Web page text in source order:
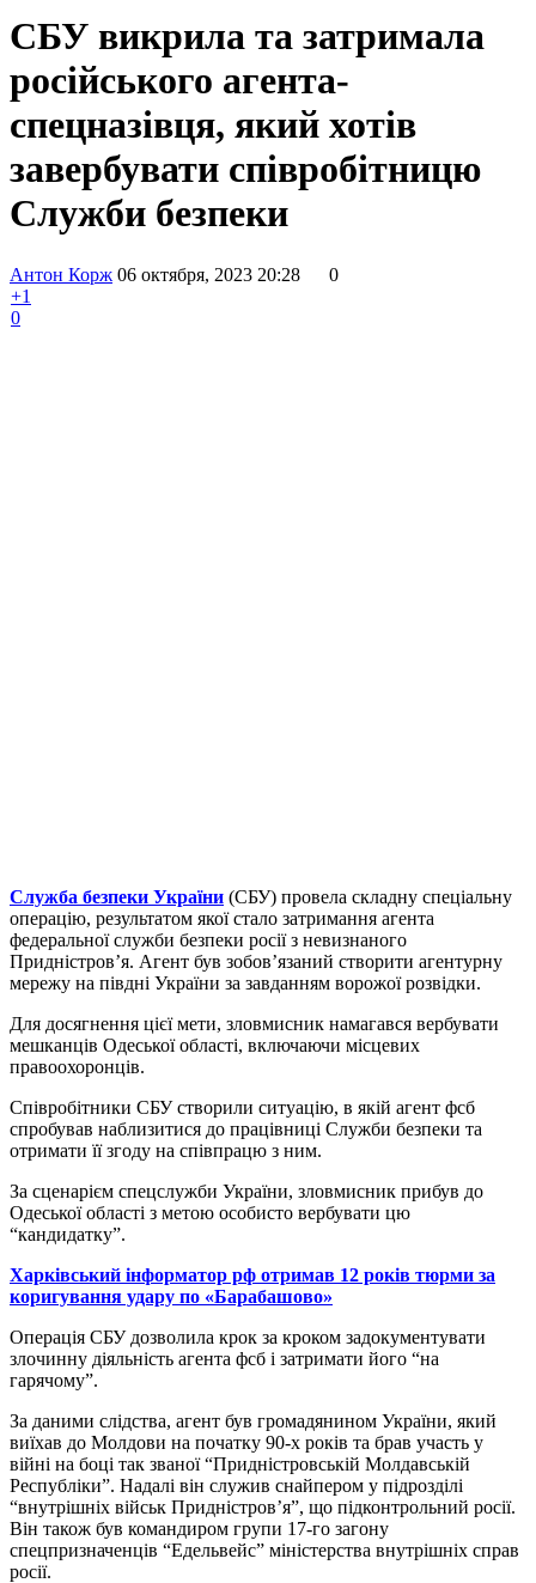
СБУ викрила та затримала
російського агента-
спецназівця, який хотів
завербувати співробітницю
Служби безпеки
Антон Корж 06 октября, 2023 20:28
0
+1
0
Служба безпеки України (СБУ) провела складну спеціальну
операцію, результатом якої стало затримання агента
федеральної служби безпеки росії з невизнаного
Придністров’я. Агент був зобов’язаний створити агентурну
мережу на півдні України за завданням ворожої розвідки.
Для досягнення цієї мети, зловмисник намагався вербувати
мешканців Одеської області, включаючи місцевих
правоохоронців.
Співробітники СБУ створили ситуацію, в якій агент фсб
спробував наблизитися до працівниці Служби безпеки та
отримати її згоду на співпрацю з ним.
За сценарієм спецслужби України, зловмисник прибув до
Одеської області з метою особисто вербувати цю
“кандидатку”.
Харківський інформатор рф отримав 12 років тюрми за
коригування удару по «Барабашово»
Операція СБУ дозволила крок за кроком задокументувати
злочинну діяльність агента фсб і затримати його “на
гарячому”.
За даними слідства, агент був громадянином України, який
виїхав до Молдови на початку 90-х років та брав участь у
війні на боці так званої “Придністровській Молдавській
Республіки”. Надалі він служив снайпером у підрозділі
“внутрішніх військ Придністров’я”, що підконтрольний росії.
Він також був командиром групи 17-го загону
спецпризначенців “Едельвейс” міністерства внутрішніх справ
росії.